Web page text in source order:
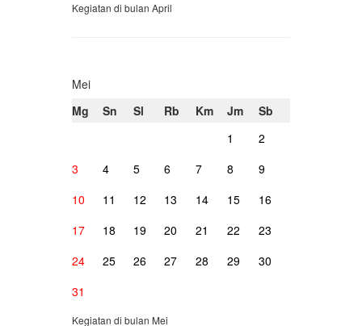
Kegiatan di bulan April
Mei
Mg
Sn Sl Rb Km Jm
Sb
1
2
3
4 5 6 7 8
9
10
11 12 13 14 15
16
17
18 19 20 21 22
23
24
25 26 27 28 29
30
31
Kegiatan di bulan Mei